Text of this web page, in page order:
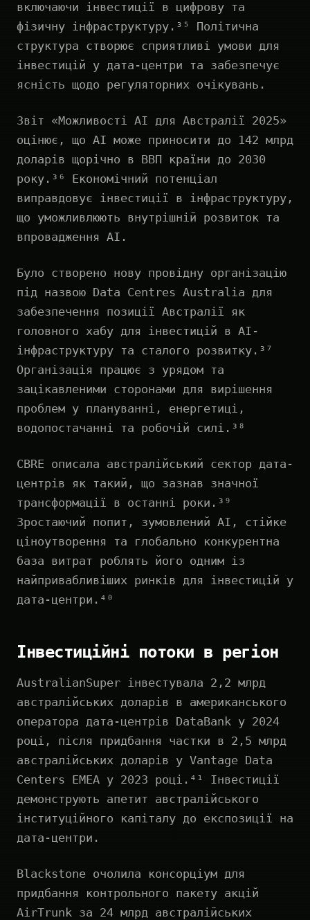
включаючи інвестиції в цифрову та
фізичну інфраструктуру.³⁵ Політична
структура створює сприятливі умови для
інвестицій у дата-центри та забезпечує
ясність щодо регуляторних очікувань.
Звіт «Можливості AI для Австралії 2025»
оцінює, що AI може приносити до 142 млрд
доларів щорічно в ВВП країни до 2030
року.³⁶ Економічний потенціал
виправдовує інвестиції в інфраструктуру,
що уможливлюють внутрішній розвиток та
впровадження AI.
Було створено нову провідну організацію
під назвою Data Centres Australia для
забезпечення позиції Австралії як
головного хабу для інвестицій в AI-
інфраструктуру та сталого розвитку.³⁷
Організація працює з урядом та
зацікавленими сторонами для вирішення
проблем у плануванні, енергетиці,
водопостачанні та робочій силі.³⁸
CBRE описала австралійський сектор дата-
центрів як такий, що зазнав значної
трансформації в останні роки.³⁹
Зростаючий попит, зумовлений AI, стійке
ціноутворення та глобально конкурентна
база витрат роблять його одним із
найпривабливіших ринків для інвестицій у
дата-центри.⁴⁰
Інвестиційні потоки в регіон
AustralianSuper інвестувала 2,2 млрд
австралійських доларів в американського
оператора дата-центрів DataBank у 2024
році, після придбання частки в 2,5 млрд
австралійських доларів у Vantage Data
Centers EMEA у 2023 році.⁴¹ Інвестиції
демонструють апетит австралійського
інституційного капіталу до експозиції на
дата-центри.
Blackstone очолила консорціум для
придбання контрольного пакету акцій
AirTrunk за 24 млрд австралійських